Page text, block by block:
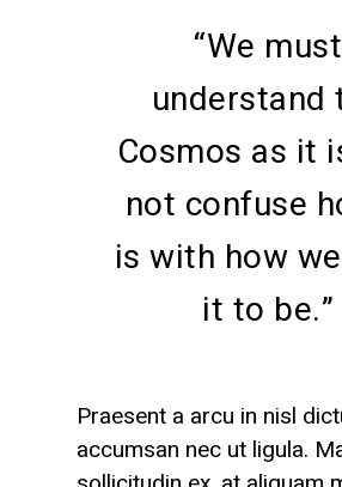
“We must
understand
Cosmos as it
not confuse
is with how
it to be.”
Praesent a arcu in nisl
accumsan nec ut ligula.